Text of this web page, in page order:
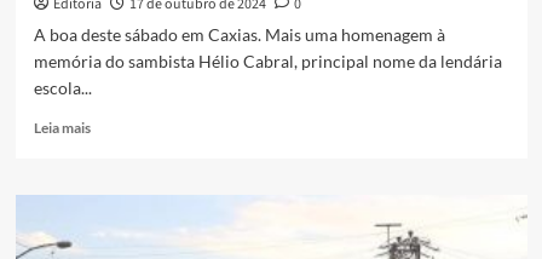
Editoria 17 de outubro de 2024
0
A boa deste sábado em Caxias. Mais uma homenagem à
memória do sambista Hélio Cabral, principal nome da lendária
escola...
Leia maisRead
Roda